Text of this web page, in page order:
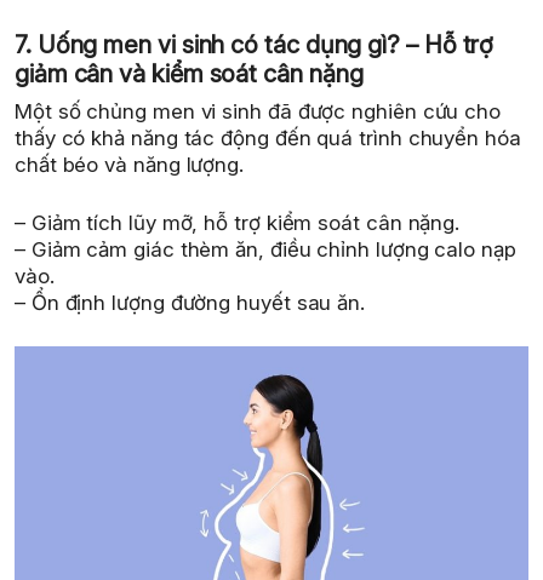
7. Uống men vi sinh có tác dụng gì? – Hỗ trợ
giảm cân và kiểm soát cân nặng
Một số chủng men vi sinh đã được nghiên cứu cho
thấy có khả năng tác động đến quá trình chuyển hóa
chất béo và năng lượng.
– Giảm tích lũy mỡ, hỗ trợ kiểm soát cân nặng.
– Giảm cảm giác thèm ăn, điều chỉnh lượng calo nạp
vào.
– Ổn định lượng đường huyết sau ăn.